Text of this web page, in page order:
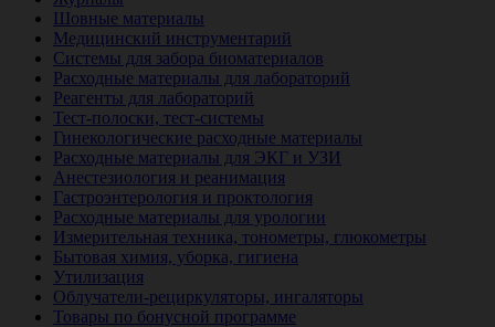
Шовные материалы
Медицинский инструментарий
Системы для забора биоматериалов
Расходные материалы для лабораторий
Реагенты для лабораторий
Тест-полоски, тест-системы
Гинекологические расходные материалы
Расходные материалы для ЭКГ и УЗИ
Анестезиология и реанимация
Гастроэнтерология и проктология
Расходные материалы для урологии
Измерительная техника, тонометры, глюкометры
Бытовая химия, уборка, гигиена
Утилизация
Облучатели-рециркуляторы, ингаляторы
Товары по бонусной программе